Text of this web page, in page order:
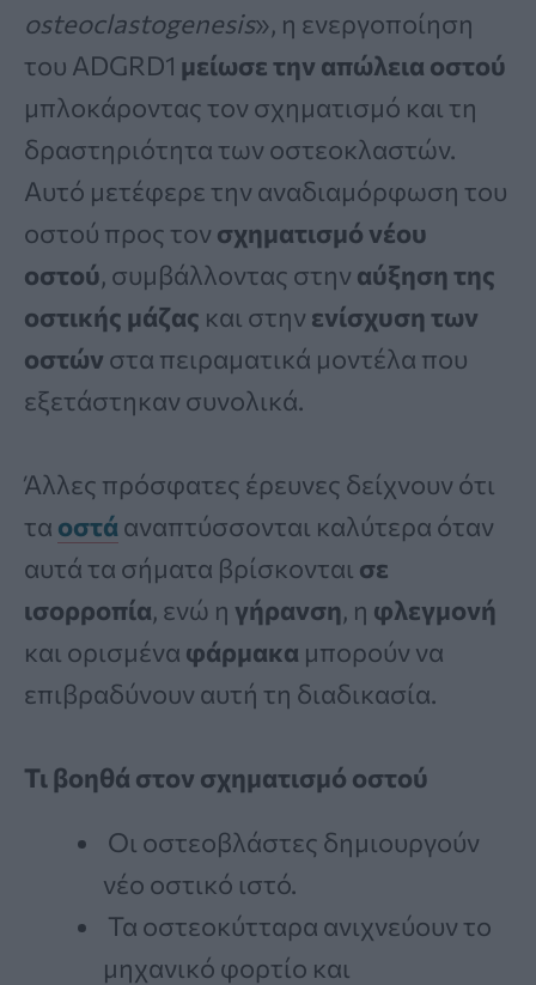
osteoclastogenesis», η ενεργοποίηση
του ADGRD1 μείωσε την απώλεια οστού
μπλοκάροντας τον σχηματισμό και τη
δραστηριότητα των οστεοκλαστών.
Αυτό μετέφερε την αναδιαμόρφωση του
οστού προς τον σχηματισμό νέου
οστού, συμβάλλοντας στην αύξηση της
οστικής μάζας και στην ενίσχυση των
οστών στα πειραματικά μοντέλα που
εξετάστηκαν συνολικά.
Άλλες πρόσφατες έρευνες δείχνουν ότι
τα οστάαναπτύσσονται καλύτερα όταν
αυτά τα σήματα βρίσκονται σε
ισορροπία, ενώ η γήρανση, η φλεγμονή
και ορισμένα φάρμακα μπορούν να
επιβραδύνουν αυτή τη διαδικασία.
Τι βοηθά στον σχηματισμό οστού
Οι οστεοβλάστες δημιουργούν
νέο οστικό ιστό.
Τα οστεοκύτταρα ανιχνεύουν το
μηχανικό φορτίο και